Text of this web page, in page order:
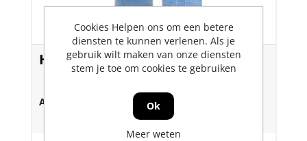
Handschoen PU-Flex 14-083
Art.nr.: 1855644
Cookies Helpen ons om een betere
diensten te kunnen verlenen. Als je
gebruik wilt maken van onze diensten
stem je toe om cookies te gebruiken
Ok
Meer weten